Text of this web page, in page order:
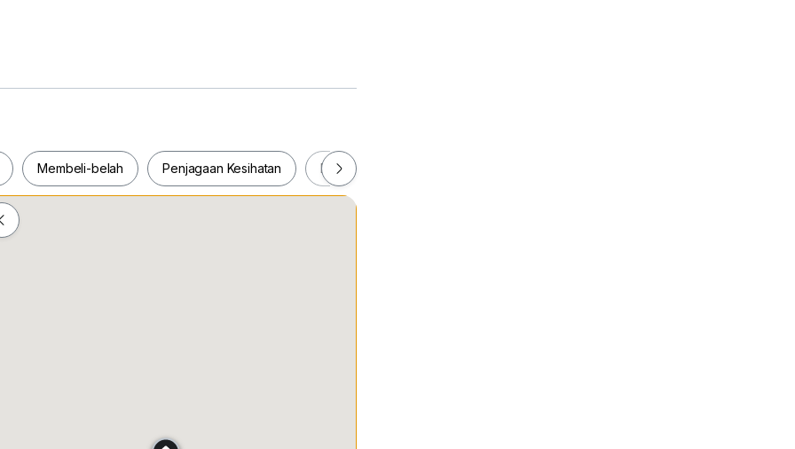
Cheras
Membeli-belah Penjagaan Kesihatan Makanan & Minuman